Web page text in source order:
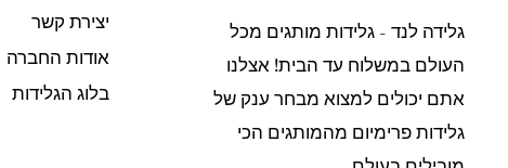
גלידה לנד - גלידות מותגים מכל
העולם במשלוח עד הבית! אצלנו
אתם יכולים למצוא מבחר ענק של
גלידות פרימיום מהמותגים הכי
יצירת קשר
אודות החברה
בלוג הגלידות